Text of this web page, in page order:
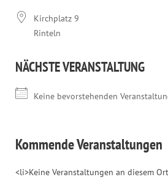
Kirchplatz 9
Rinteln
NÄCHSTE VERANSTALTUNG
Keine bevorstehenden
Kommende Veranstaltungen
<li>Keine Veranstaltungen an diesem